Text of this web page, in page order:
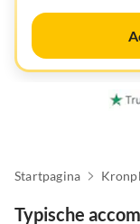
Startpagina
Typische